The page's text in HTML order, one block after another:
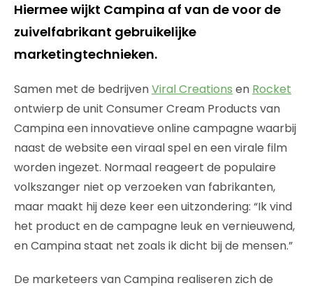
Hiermee wijkt Campina af van de voor de
zuivelfabrikant gebruikelijke
marketingtechnieken.
Samen met de bedrijvenViral Creations en Rocket
ontwierp de unit Consumer Cream Products van
Campina een innovatieve online campagne waarbij
naast de website een viraal spel en een virale film
worden ingezet. Normaal reageert de populaire
volkszanger niet op verzoeken van fabrikanten,
maar maakt hij deze keer een uitzondering: “Ik vind
het product en de campagne leuk en vernieuwend,
en Campina staat net zoals ik dicht bij de mensen.”
De marketeers van Campina realiseren zich de